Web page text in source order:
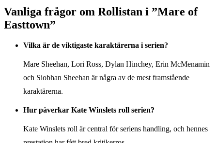
Vanliga frågor om Rollistan i ”Mare of
Easttown”
Vilka är de viktigaste karaktärerna i serien?
Mare Sheehan, Lori Ross, Dylan Hinchey, Erin McMenamin
och Siobhan Sheehan är några av de mest framstående
karaktärerna.
Hur påverkar Kate Winslets roll serien?
Kate Winslets roll är central för seriens handling, och hennes